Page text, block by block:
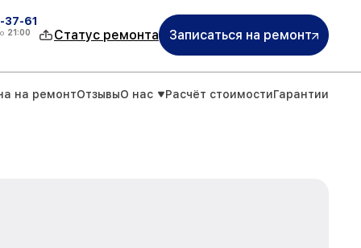
37-61
21:00 Статус ремонта Записаться на ремонт
на ремонтОтзывыО нас Расчёт стоимостиГарантии